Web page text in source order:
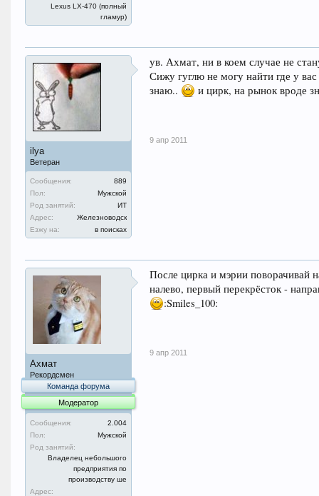
Lexus LX-470 (полный
гламур)
ilya
Ветеран
Сообщения:
889
Пол:
Мужской
Род занятий:
ИТ
Адрес:
Железноводск
Езжу на:
в поисках
ув. Ахмат, ни в коем случае не
Сижу гуглю не могу найти где у
знаю..
и цирк, на рынок вроде
9 апр 2011
Ахмат
Рекордсмен
Команда форума
Модератор
Сообщения:
2.004
Пол:
Мужской
Род занятий:
Владелец небольшого
предприятия по
производству ше
Адрес:
После цирка и мэрии поворачивай
налево, первый перекрёсток -
:Smiles_100:
9 апр 2011